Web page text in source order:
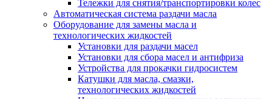
Тележки для снятия/транспортировки колес
Автоматическая система раздачи масла
Оборудование для замены масла и
технологических жидкостей
Установки для раздачи масел
Установки для сбора масел и антифриза
Устройства для прокачки гидросистем
Катушки для масла, смазки,
технологических жидкостей